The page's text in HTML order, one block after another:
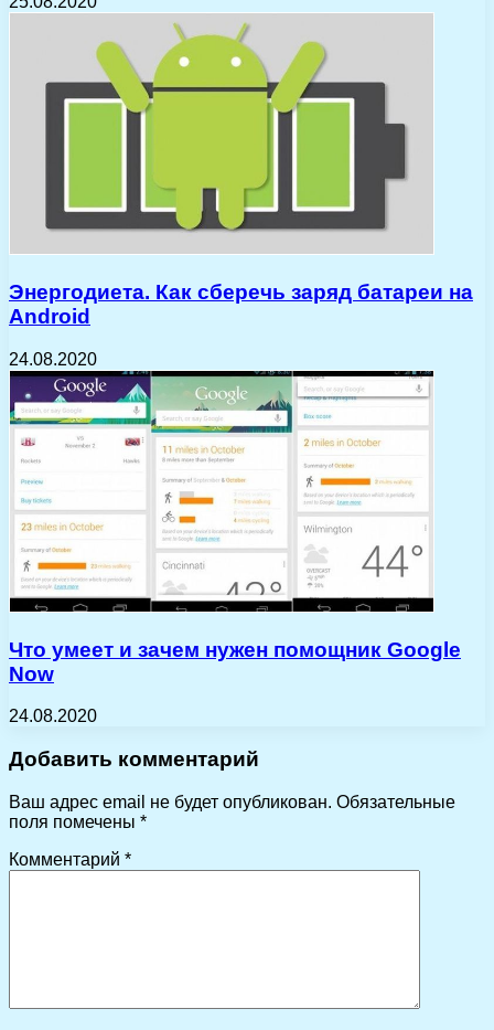
Энергодиета. Как сберечь заряд батареи на
Android
24.08.2020
Что умеет и зачем нужен помощник Google
Now
24.08.2020
Добавить комментарий
Ваш адрес email не будет опубликован. Обязательные
поля помечены *
Комментарий *